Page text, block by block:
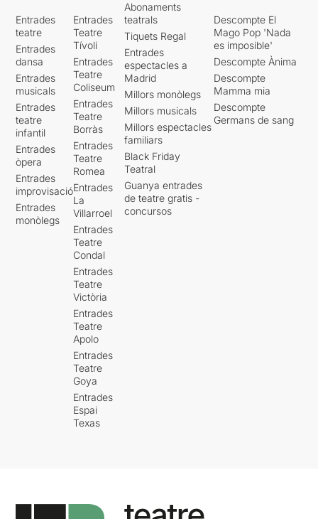
Entrades
teatre
Entrades
dansa
Entrades
musicals
Entrades
teatre
infantil
Entrades
òpera
Entrades
improvisació
Entrades
monòlegs
Entrades
Teatre
Tívoli
Entrades
Teatre
Coliseum
Entrades
Teatre
Borràs
Entrades
Teatre
Romea
Entrades
La
Villarroel
Entrades
Teatre
Condal
Entrades
Teatre
Victòria
Entrades
Teatre
Apolo
Entrades
Teatre
Goya
Entrades
Espai
Texas
Abonaments
teatrals
Tiquets Regal
Entrades
espectacles a
Madrid
Millors monòlegs
Millors musicals
Millors espectacles
familiars
Black Friday
Teatral
Guanya entrades
de teatre gratis -
concursos
Descompte El
Mago Pop 'Nada
es imposible'
Descompte Ànima
Descompte
Mamma mia
Descompte
Germans de sang